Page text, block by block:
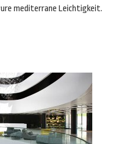
mediterrane Leichtigkeit.